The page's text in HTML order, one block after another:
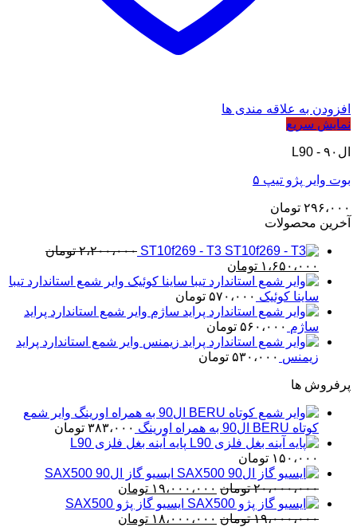
افزودن به علاقه مندی ها
نمایش سریع
ال۹۰ - L90
بوت وایر پژو تیپ ۵
۲۹۶،۰۰۰ تومان
آخرین محصولات
ST10f269 - T3 ۲،۲۰۰،۰۰۰ تومان
قیمت
اصلی
۲،۲۰۰،۰۰۰ تومان
بود.
۱،۶۵۰،۰۰۰ تومان
فعلی
است.
وایر شمع استاندارد تیبا
ساینا کوئیک ۵۷۰،۰۰۰ تومان
وایر شمع استاندارد پراید
ساژم ۵۶۰،۰۰۰ تومان
وایر شمع استاندارد پراید
زیمنس ۵۳۰،۰۰۰ تومان
پرفروش ها
وایر شمع
کوتاه BERU ال90 به همراه اورینگ
۳۸۳،۰۰۰ تومان
پایه آینه بغل فلزی L90
۱۵۰،۰۰۰ تومان
ایسیو گاز ال90 SAX500
۲۰،۰۰۰،۰۰۰ تومان قیمت
اصلی
۲۰،۰۰۰،۰۰۰ تومان
۱۹،۰۰۰،۰۰۰ تومان
فعلیایسیو گاز پژو SAX500
۱۹،۰۰۰،۰۰۰ تومان قیمت
۱۸،۰۰۰،۰۰۰ تومان